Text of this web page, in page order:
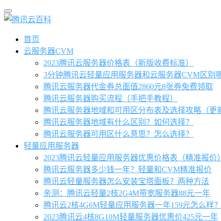
首页
云服务器CVM
2023腾讯云服务器价格表（新版收费标准）
3分钟腾讯云轻量应用服务器和云服务器CVM区别
腾讯云服务器代金券总面值2860元8张券免费领取
腾讯云服务器购买流程（手把手教程）
腾讯云服务器地域和可用区分布表及选择攻略（更
腾讯云服务器地域有什么区别？如何选择？
腾讯云服务器可用区什么意思？怎么选择？
轻量应用服务器
2023腾讯云轻量应用服务器优惠价格表（精准报价）
腾讯云服务器多少钱一年？轻量和CVM精准报价
腾讯云轻量服务器怎么安装宝塔面板？两种方法
亲测：腾讯云轻量2核2G4M带宽服务器88元一年
腾讯云2核4G6M轻量应用服务器一年159元怎么样？
2023腾讯云4核8G10M轻量服务器优惠价425元一年